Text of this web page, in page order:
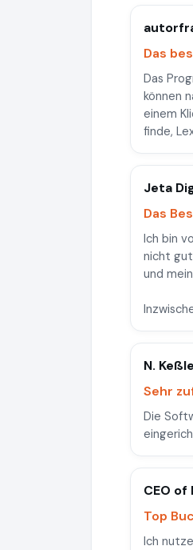
Das
Das
können
einem
finde,
Jeta
Das
Ich bin
nicht
und
N.
Sehr
Die
CEO of
Top
Ich